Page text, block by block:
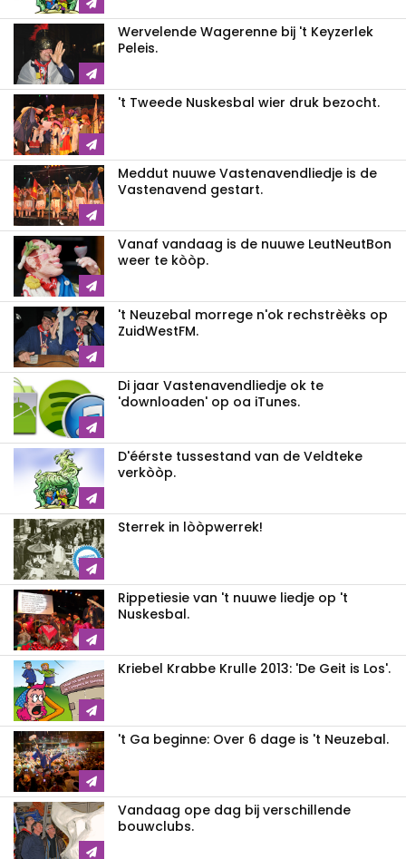
Wervelende Wagerenne bij 't Keyzerlek
Peleis.
't Tweede Nuskesbal wier druk bezocht.
Meddut nuuwe Vastenavendliedje is de
Vastenavend gestart.
Vanaf vandaag is de nuuwe LeutNeutBon
weer te kòòp.
't Neuzebal morrege n'ok rechstrèèks op
ZuidWestFM.
Di jaar Vastenavendliedje ok te
'downloaden' op oa iTunes.
D'éérste tussestand van de Veldteke
verkòòp.
Sterrek in lòòpwerrek!
Rippetiesie van 't nuuwe liedje op 't
Nuskesbal.
Kriebel Krabbe Krulle 2013: 'De Geit is Los'.
't Ga beginne: Over 6 dage is 't Neuzebal.
Vandaag ope dag bij verschillende
bouwclubs.